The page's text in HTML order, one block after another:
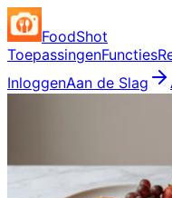
FoodShot
ToepassingenFuncties
InloggenAan de Slag